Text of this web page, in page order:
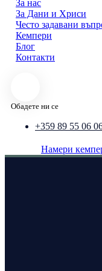
За нас
За Дани и Хриси
Често задавани
Кемпери
Блог
Контакти
Обадете ни се
+359 89 55 06
Намери